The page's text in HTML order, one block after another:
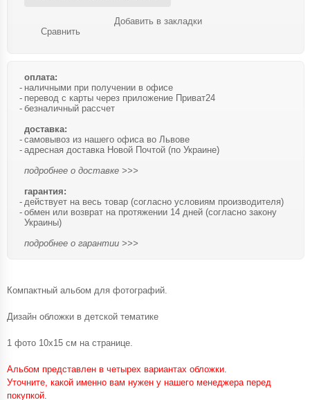
Сравнить
Добавить в закладки
оплата:
наличными при получении в офисе
перевод с карты через приложение Приват24
безналичный рассчет
доставка:
самовывоз из нашего офиса во Львове
адресная доставка Новой Почтой (по Украине)
подробнее о доставке >>>
гарантия:
действует на весь товар (согласно условиям производителя)
обмен или возврат на протяжении 14 дней (согласно закону
Украины)
подробнее о гарантии >>>
Компактный альбом для фотографий.
Дизайн обложки в детской тематике
1 фото 10х15 см на странице.
Альбом представлен в четырех вариантах обложки.
Уточните, какой именно вам нужен у нашего менеджера перед
покупкой.